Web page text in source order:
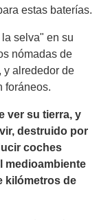
estas baterías.
selva" en su
nómadas de
y alrededor de
foráneos.
ver su tierra, y
destruido por
coches
medioambiente
kilómetros de